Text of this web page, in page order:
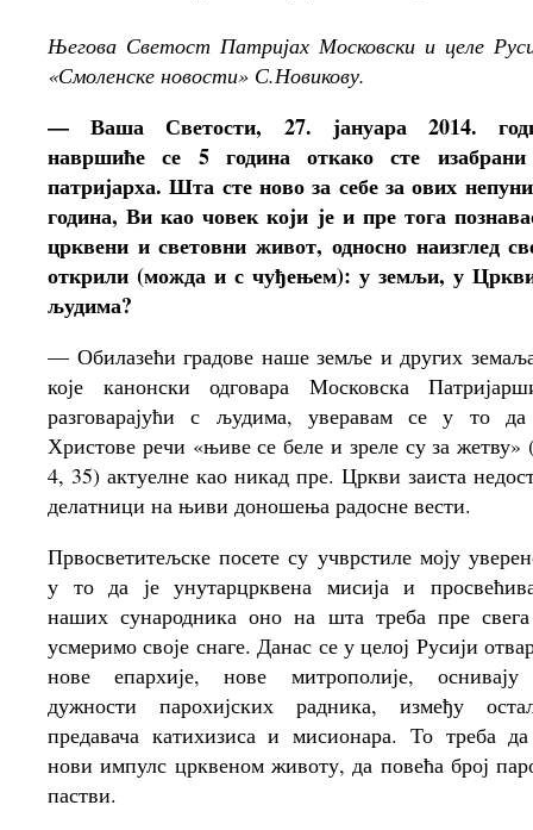
Његова Светост Патријах Московски и целе
«Смоленске новости» С.Новикову.
— Ваша Светости, 27. јануара 2014.
навршиће се 5 година откако сте
патријарха. Шта сте ново за себе за ових
година, Ви као човек који је и пре тога
црквени и световни живот, односно наизглед
открили (можда и с чуђењем): у земљи, у
људима?
— Обилазећи градове наше земље и других
које канонски одговара Московска
разговарајући с људима, уверавам се у то
Христове речи «њиве се беле и зреле су за жетву»
4, 35) актуелне као никад пре. Цркви заиста
делатници на њиви доношења радосне вести.
Првосветитељске посете су учврстиле моју
у то да је унутарцрквена мисија и
наших сународника оно на шта треба пре
усмеримо своје снаге. Данас се у целој Русији
нове епархије, нове митрополије,
дужности парохијских радника, између
предавача катихизиса и мисионара. То треба
нови импулс црквеном животу, да повећа број
пастви.